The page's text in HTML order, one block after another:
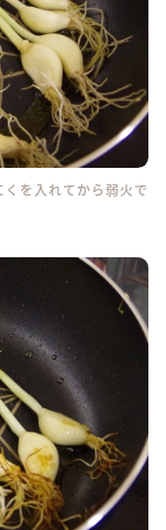
を入れてから弱火で